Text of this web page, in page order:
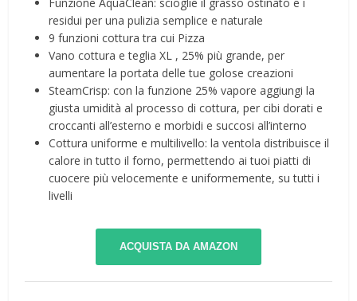
residui per una pulizia semplice e naturale
9 funzioni cottura tra cui Pizza
Vano cottura e teglia XL , 25% più grande, per
aumentare la portata delle tue golose creazioni
SteamCrisp: con la funzione 25% vapore aggiungi la
giusta umidità al processo di cottura, per cibi dorati e
croccanti all’esterno e morbidi e succosi all’interno
Cottura uniforme e multilivello: la ventola distribuisce il
calore in tutto il forno, permettendo ai tuoi piatti di
cuocere più velocemente e uniformemente, su tutti i
livelli
ACQUISTA DA AMAZON